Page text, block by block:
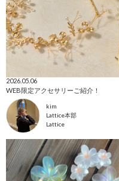
2026.05.06
WEB限定アクセサリーご紹介！
kim
Lattice本部
Lattice